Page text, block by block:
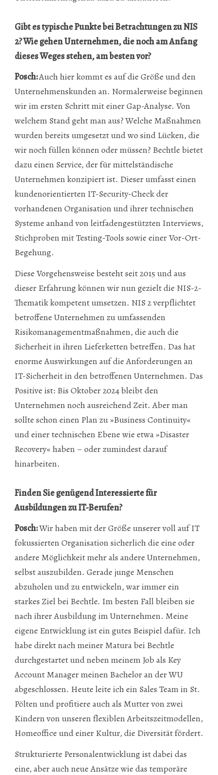
Gibt es typische Punkte bei Betrachtungen zu NIS
2? Wie gehen Unternehmen, die noch am Anfang
dieses Weges stehen, am besten vor?
Posch:Auch hier kommt es auf die Größe und den
Unternehmenskunden an. Normalerweise beginnen
wir im ersten Schritt mit einer Gap-Analyse. Von
welchem Stand geht man aus? Welche Maßnahmen
wurden bereits umgesetzt und wo sind Lücken, die
wir noch füllen können oder müssen? Bechtle bietet
dazu einen Service, der für mittelständische
Unternehmen konzipiert ist. Dieser umfasst einen
kundenorientierten IT-Security-Check der
vorhandenen Organisation und ihrer technischen
Systeme anhand von leitfadengestützten Interviews,
Stichproben mit Testing-Tools sowie einer Vor-Ort-
Begehung.
Diese Vorgehensweise besteht seit 2015 und aus
dieser Erfahrung können wir nun gezielt die NIS-2-
Thematik kompetent umsetzen. NIS 2 verpflichtet
betroffene Unternehmen zu umfassenden
Risikomanagementmaßnahmen, die auch die
Sicherheit in ihren Lieferketten betreffen. Das hat
enorme Auswirkungen auf die Anforderungen an
IT-Sicherheit in den betroffenen Unternehmen. Das
Positive ist: Bis Oktober 2024 bleibt den
Unternehmen noch ausreichend Zeit. Aber man
sollte schon einen Plan zu »Business Continuity«
und einer technischen Ebene wie etwa »Disaster
Recovery« haben – oder zumindest darauf
hinarbeiten.
Finden Sie genügend Interessierte für
Ausbildungen zu IT-Berufen?
Posch:Wir haben mit der Größe unserer voll auf IT
fokussierten Organisation sicherlich die eine oder
andere Möglichkeit mehr als andere Unternehmen,
selbst auszubilden. Gerade junge Menschen
abzuholen und zu entwickeln, war immer ein
starkes Ziel bei Bechtle. Im besten Fall bleiben sie
nach ihrer Ausbildung im Unternehmen. Meine
eigene Entwicklung ist ein gutes Beispiel dafür. Ich
habe direkt nach meiner Matura bei Bechtle
durchgestartet und neben meinem Job als Key
Account Manager meinen Bachelor an der WU
abgeschlossen. Heute leite ich ein Sales Team in St.
Pölten und profitiere auch als Mutter von zwei
Kindern von unseren flexiblen Arbeitszeitmodellen,
Homeoffice und einer Kultur, die Diversität fördert.
Strukturierte Personalentwicklung ist dabei das
eine, aber auch neue Ansätze wie das temporäre